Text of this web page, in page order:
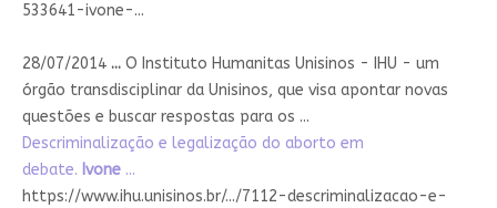
533641-ivone-...
28/07/2014 ...O Instituto Humanitas Unisinos - IHU - um
órgão transdisciplinar da Unisinos, que visa apontar novas
questões e buscar respostas para os ...
Descriminalização e legalização do aborto em
debate. Ivone...
https://www.ihu.unisinos.br/.../7112-descriminalizacao-e-